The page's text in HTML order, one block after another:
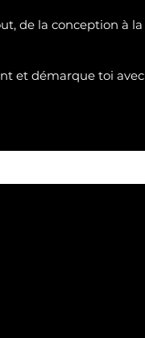
de la conception à la
et démarque toi avec